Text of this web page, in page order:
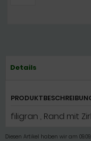
Details
filigran , Rand mit
Diesen Artikel haben wir am